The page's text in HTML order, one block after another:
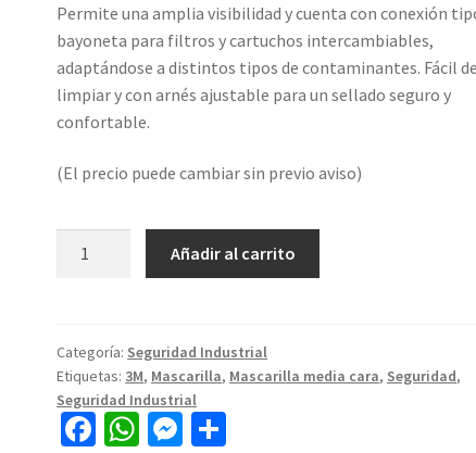
Permite una amplia visibilidad y cuenta con conexión
bayoneta para filtros y cartuchos intercambiables,
adaptándose a distintos tipos de contaminantes. Fácil
limpiar y con arnés ajustable para un sellado seguro y
confortable.
(El precio puede cambiar sin previo aviso)
Añadir al carrito
Categoría: Seguridad Industrial
Etiquetas: 3M, Mascarilla, Mascarilla media cara, Seguridad,
Seguridad Industrial
Fa W M